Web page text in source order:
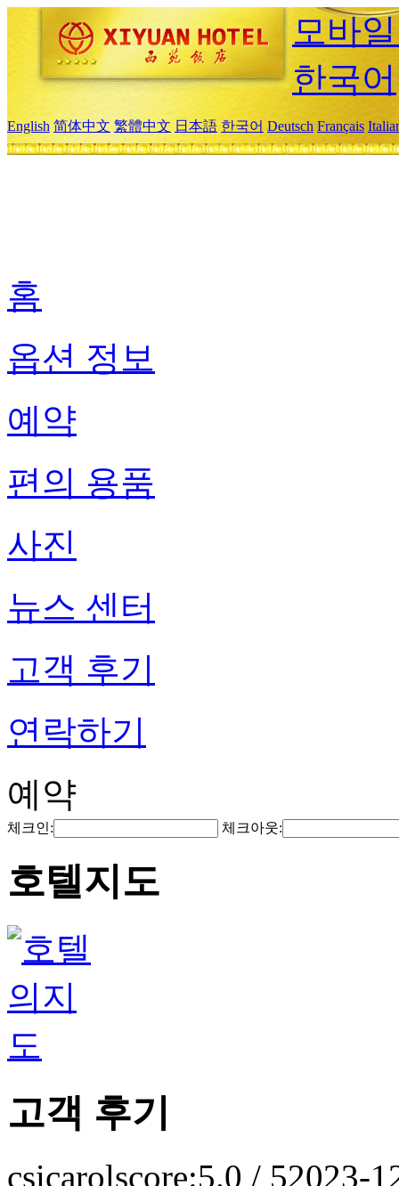
모바
한국어
English 简体中文 繁體中文 日本語 한국어 Deutsch Français
홈
옵션 정보
예약
편의 용품
사진
뉴스 센터
고객 후기
연락하기
예약
체크인: 체크아웃:
호텔지도
고객 후기
csicarolscore:5.0 / 52023-